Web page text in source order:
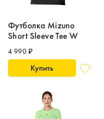
Футболка Mizuno
Short Sleeve Tee W
4 990 ₽
Купить